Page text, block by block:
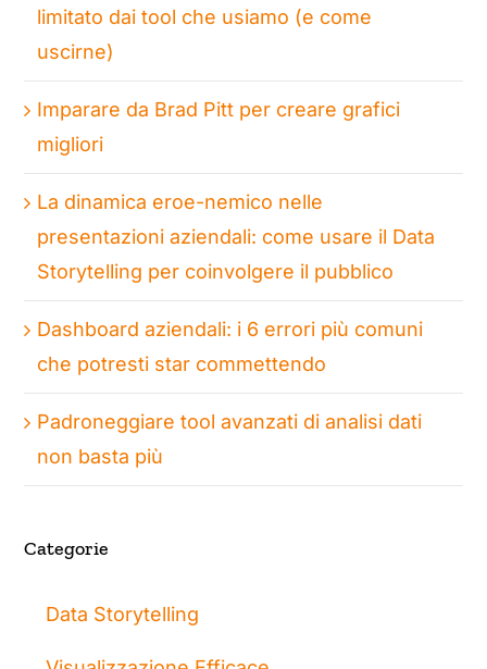
limitato dai tool che usiamo (e come
uscirne)
Imparare da Brad Pitt per creare grafici
migliori
La dinamica eroe-nemico nelle
presentazioni aziendali: come usare il Data
Storytelling per coinvolgere il pubblico
Dashboard aziendali: i 6 errori più comuni
che potresti star commettendo
Padroneggiare tool avanzati di analisi dati
non basta più
Categorie
Data Storytelling